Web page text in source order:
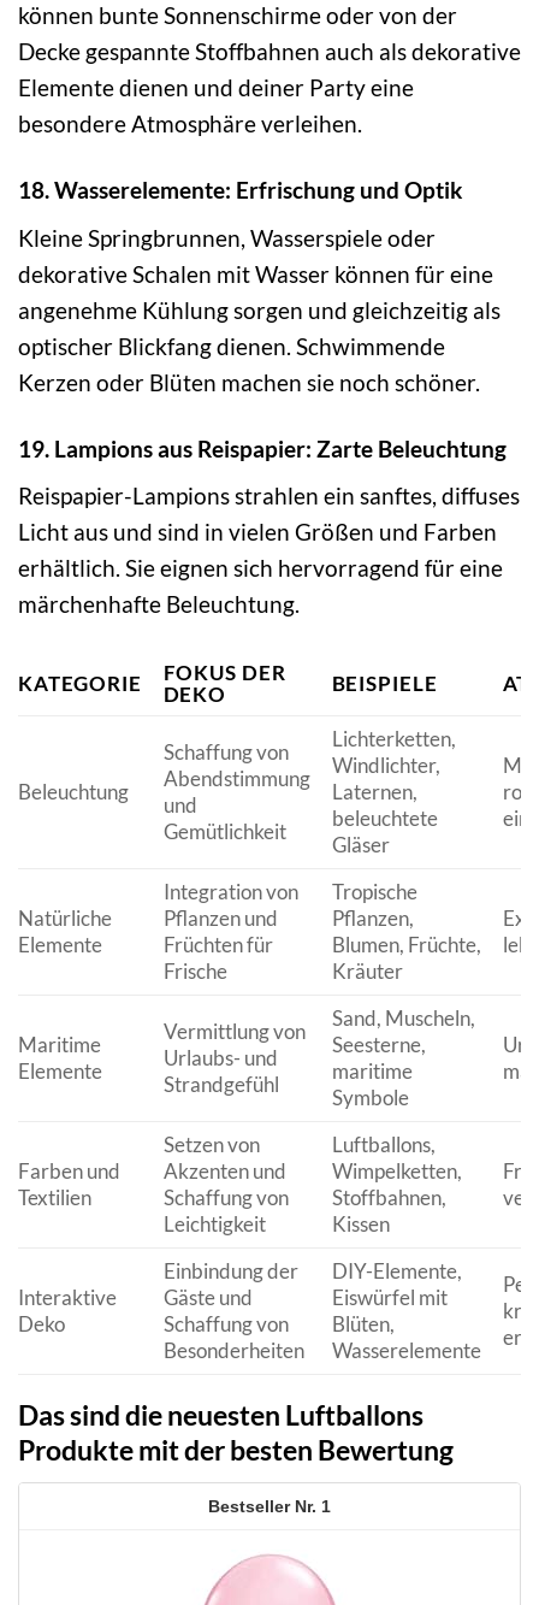
können bunte Sonnenschirme oder von der
Decke gespannte Stoffbahnen auch als dekorative
Elemente dienen und deiner Party eine
besondere Atmosphäre verleihen.
18. Wasserelemente: Erfrischung und Optik
Kleine Springbrunnen, Wasserspiele oder
dekorative Schalen mit Wasser können für eine
angenehme Kühlung sorgen und gleichzeitig als
optischer Blickfang dienen. Schwimmende
Kerzen oder Blüten machen sie noch schöner.
19. Lampions aus Reispapier: Zarte Beleuchtung
Reispapier-Lampions strahlen ein sanftes, diffuses
Licht aus und sind in vielen Größen und Farben
erhältlich. Sie eignen sich hervorragend für eine
märchenhafte Beleuchtung.
KATEGORIE
FOKUS DER
DEKO
BEISPIELE
Beleuchtung
Schaffung von
Abendstimmung
und
Gemütlichkeit
Lichterketten,
Windlichter,
Laternen,
beleuchtete
Gläser
Natürliche
Elemente
Integration von
Pflanzen und
Früchten für
Frische
Tropische
Pflanzen,
Blumen, Früchte,
Kräuter
Maritime
Elemente
Vermittlung von
Urlaubs- und
Strandgefühl
Sand, Muscheln,
Seesterne,
maritime
Symbole
Farben und
Textilien
Setzen von
Akzenten und
Schaffung von
Leichtigkeit
Luftballons,
Wimpelketten,
Stoffbahnen,
Kissen
Interaktive
Deko
Einbindung der
Gäste und
Schaffung von
Besonderheiten
DIY-Elemente,
Eiswürfel mit
Blüten,
Wasserelemente
Das sind die neuesten Luftballons
Produkte mit der besten Bewertung
1